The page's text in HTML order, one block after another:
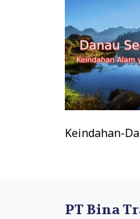
Keindahan-
PT Bina